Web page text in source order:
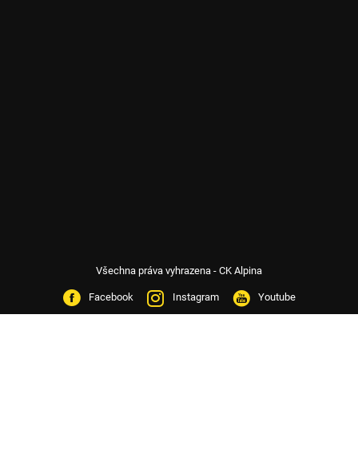
Všechna práva vyhrazena - CK Alpina
Facebook Instagram Youtube